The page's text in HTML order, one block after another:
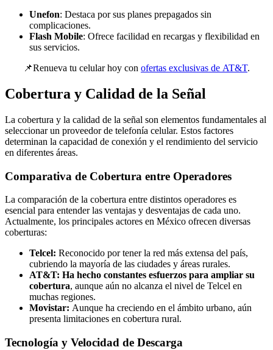
Unefon: Destaca por sus planes prepagados sin
complicaciones.
Flash Mobile: Ofrece facilidad en recargas y flexibilidad en
sus servicios.
📌Renueva tu celular hoy con ofertas exclusivas de AT&T.
Cobertura y Calidad de la Señal
La cobertura y la calidad de la señal son elementos fundamentales al
seleccionar un proveedor de telefonía celular. Estos factores
determinan la capacidad de conexión y el rendimiento del servicio
en diferentes áreas.
Comparativa de Cobertura entre Operadores
La comparación de la cobertura entre distintos operadores es
esencial para entender las ventajas y desventajas de cada uno.
Actualmente, los principales actores en México ofrecen diversas
coberturas:
Telcel: Reconocido por tener la red más extensa del país,
cubriendo la mayoría de las ciudades y áreas rurales.
AT&T: Ha hecho constantes esfuerzos para ampliar su
cobertura, aunque aún no alcanza el nivel de Telcel en
muchas regiones.
Movistar: Aunque ha creciendo en el ámbito urbano, aún
presenta limitaciones en cobertura rural.
Tecnología y Velocidad de Descarga